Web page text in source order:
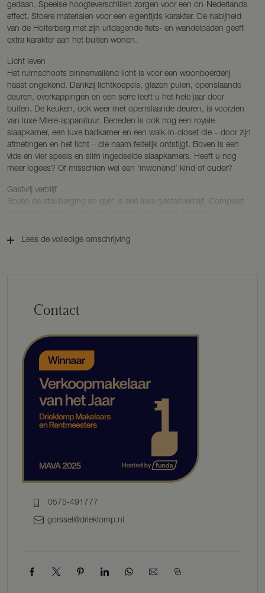
gedaan. Speelse hoogteverschillen zorgen voor een on-Nederlands
effect. Stoere materialen voor een eigentijds karakter. De nabijheid
van de Holterberg met zijn uitdagende fiets- en wandelpaden geeft
extra karakter aan het buiten wonen.
Licht leven
Het ruimschoots binnenvallend licht is voor een woonboerderij
haast ongekend. Dankzij lichtkoepels, glazen puien, openslaande
deuren, overkappingen en een serre leeft u het hele jaar door
buiten. De keuken, ook weer met openslaande deuren, is voorzien
van luxe Miele-apparatuur. Beneden is ook nog een royale
slaapkamer, een luxe badkamer en een walk-in-closet die – door zijn
afmetingen en het licht – die naam feitelijk ontstijgt. Boven is een
vide en vier speels en slim ingedeelde slaapkamers. Heeft u nog
meer logees? Of misschien wel een ‘inwonend’ kind of ouder?
Gastvrij verblijf
Boven de stal/berging en gym is een luxe gastenverblijf. Compleet
Pieterpad. Maar ook een fijne plek voor vrienden of familie die graag
pony’s? Aan scharrelende kippen en verse eitjes bij uw ontbijt? Aan
eigen fruit. Er hoeft niets, maar er kan veel!
Alles bij de hand
Nationaal Park Sallandse Heuvelrug waar de Holterberg deel van
uitmaakt, bestaat uit eindeloze bossen en heuvelachtige
heidevelden met stokoude jeneverbesstruiken. Textielfabrikanten
van weleer vestigden zich er graag. Net als toprestaurateurs. Zo is
De Swarte Ruijter misschien wel het lekkerste restaurant van het
oosten. Nijverdal zelf ligt op loopafstand. Het dorp beschikt over
meerdere basisscholen, een middelbare school, een
gezondheidscentrum, voetbal- en hockeyclubs, een filmhuis,
theater en een eigen treinstation. Sfeervolle Hanzesteden als Zwolle
en Deventer zijn dichtbij. Net als Almelo en Enschede.
Lees de volledige omschrijving
Contact
0575-491777
gorssel@drieklomp.nl